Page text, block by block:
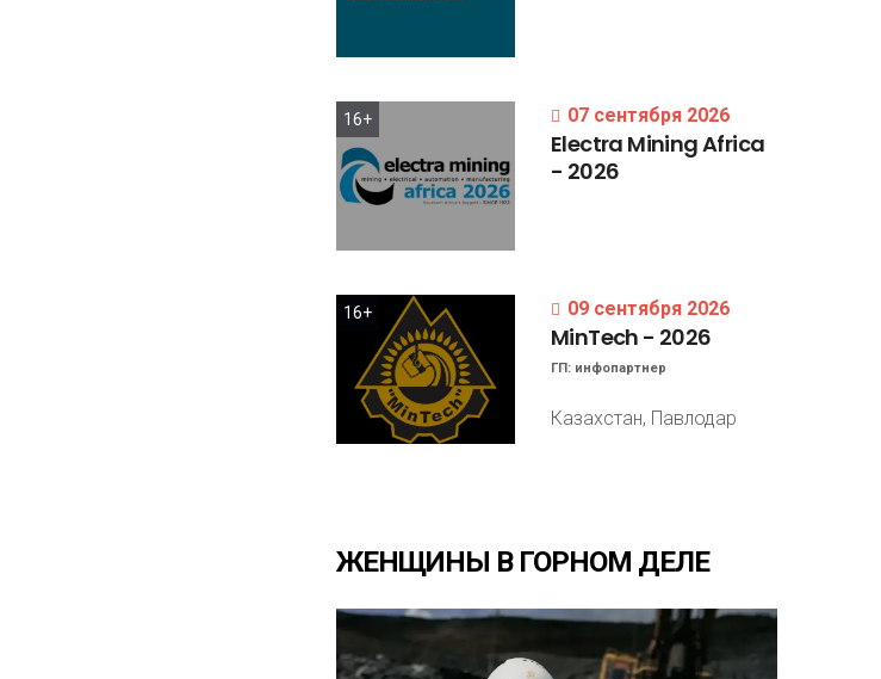
16+ 07 сентября 2026
Electra MiningAfrica
- 2026
16+ 09 сентября 2026
MinTech - 2026
ГП: инфопартнер
Казахстан, Павлодар
ЖЕНЩИНЫ В ГОРНОМ ДЕЛЕ